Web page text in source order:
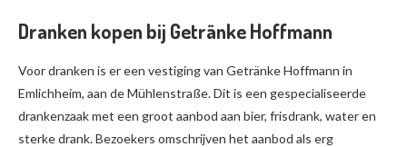
Dranken kopen bij Getränke Hoffmann
Voor dranken is er een vestiging van Getränke Hoffmann in
Emlichheim, aan de Mühlenstraße. Dit is een gespecialiseerde
drankenzaak met een groot aanbod aan bier, frisdrank, water en
sterke drank. Bezoekers omschrijven het aanbod als erg